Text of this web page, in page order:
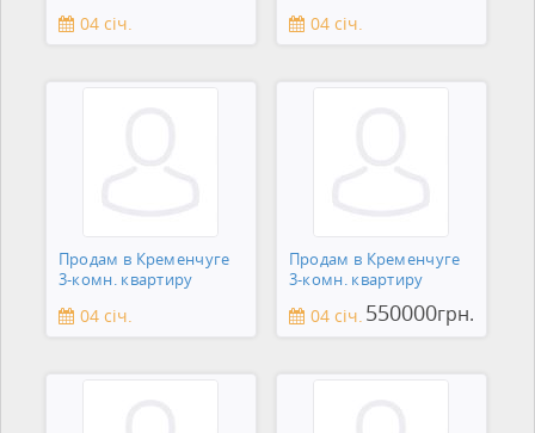
04 січ. 04 січ.
Продам в Кременчуге
3-комн. квартиру
04 січ.
Продам в Кременчуге
3-комн. квартиру
04 січ. 550000грн.